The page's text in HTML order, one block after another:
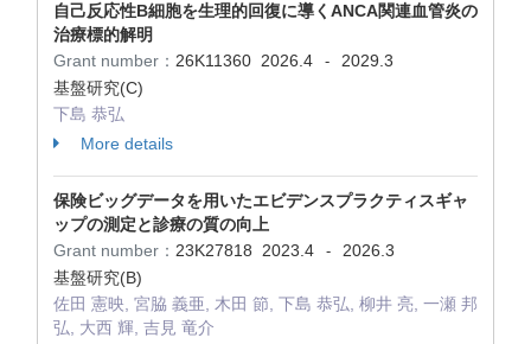
自己反応性B細胞を生理的回復に導くANCA関連血管炎の
治療標的解明
Grant number： 26K11360 2026.4 -
2029.3
基盤研究(C)
下島 恭弘
More details
保険ビッグデータを用いたエビデンスプラクティスギャ
ップの測定と診療の質の向上
Grant number： 23K27818 2023.4 -
2026.3
基盤研究(B)
佐田 憲映, 宮脇 義亜, 木田 節, 下島 恭弘, 柳井 亮, 一瀬 邦
弘, 大西 輝, 吉見 竜介